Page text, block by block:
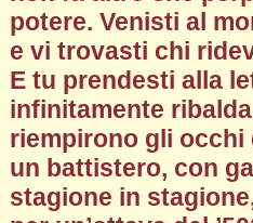
potere. Venisti al
e vi trovasti chi
E tu prendesti alla
infinitamente
riempirono gli
un battistero, con
stagione in